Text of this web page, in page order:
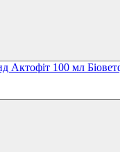
Актофіт 100 мл